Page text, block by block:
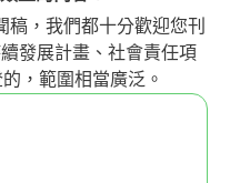
稿，我們都十分歡迎您刊
發展計畫、社會責任項
，範圍相當廣泛。